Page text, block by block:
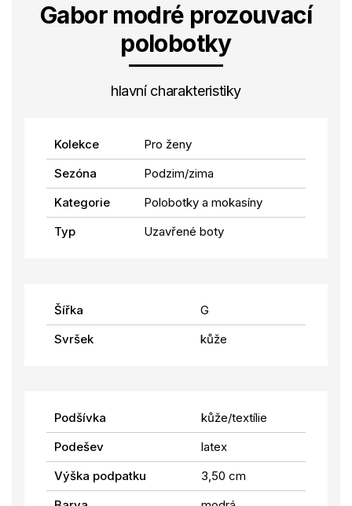
Gabor modré prozouvací
polobotky
hlavní charakteristiky
Kolekce
Pro ženy
Sezóna
Podzim/zima
Kategorie
Polobotky a mokasíny
Typ
Uzavřené boty
Šířka
G
Svršek
kůže
Podšívka
kůže/textílie
Podešev
latex
Výška podpatku
3,50 cm